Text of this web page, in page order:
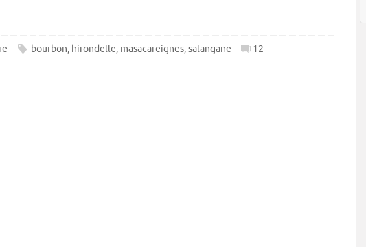
bourbon, hirondelle, masacareignes,salangane 12